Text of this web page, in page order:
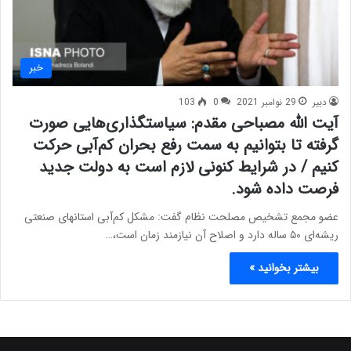
خبر
دبیر 29 نوامبر 2021 0
103
آیت الله مصباحی مقدم: سیاستگذاری‌هایی صورت
گرفته تا بتوانیم به سمت رفع بحران کم‌آبی حرکت
کنیم / در شرایط کنونی لازم است به دولت جدید
فرصت داده شود.
عضو مجمع تشخیص مصلحت نظام گفت: مشکل کم‌آبی استانهای صنعتی
ریشه‌ای ۵۰ ساله دارد و اصلاح آن نیازمند زمان است،…
بیشتر بخوانید »